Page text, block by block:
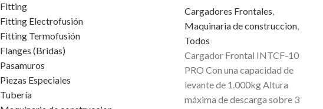
Fitting
Fitting Electrofusión
Fitting Termofusión
Flanges (Bridas)
Pasamuros
Piezas Especiales
Tubería
Cargadores Frontales,
Maquinaria de construccion,
Todos
Cargador Frontal INTCF-10
PRO Con una capacidad de
levante de 1.000kg Altura
máxima de descarga sobre 3